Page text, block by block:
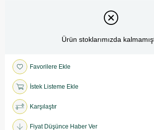
Ürün stoklarımızda
Favorilere Ekle
İstek Listeme Ekle
Karşılaştır
Fiyat Düşünce Haber Ver